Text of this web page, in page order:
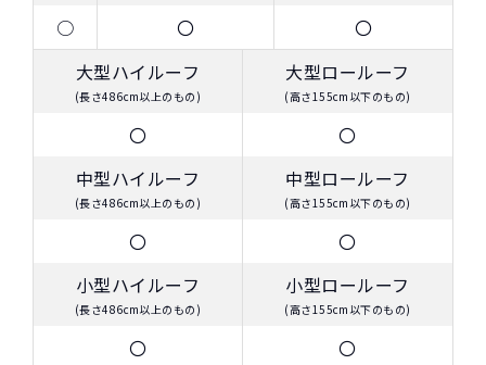
NORIDOKIの提案するカーライフは３年毎に新車に乗
り換え続けるというもの。3年毎に好きな新車を選んで
乗り換えられるし、故障・車検などの心配をする必要
がありません。また、6年乗るつもりで買ったのに、転
勤・妊娠・転職・ボーナスカットなど予想しない出来
事が発生しても短期契約で乗換えることができるの
で、ライフスタイルに合わせて乗り換えが可能です。
※車種により契約年数は異なります
○ 〇
〇
大型ハイルーフ
(長さ486cm以上のもの)
大型ロールーフ
(高さ155cm以下のもの)
〇
〇
中型ハイルーフ
(長さ486cm以上のもの)
中型ロールーフ
(高さ155cm以下のもの)
〇
〇
小型ハイルーフ
(長さ486cm以上のもの)
小型ロールーフ
(高さ155cm以下のもの)
〇 〇